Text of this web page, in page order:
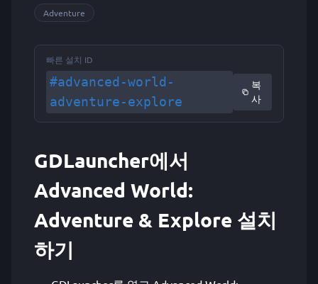
Adventure
빠른 설치 ID
#advanced-world-
adventure-explore
복
사
GDLauncher에서
Advanced World:
Adventure & Explore 설치
하기